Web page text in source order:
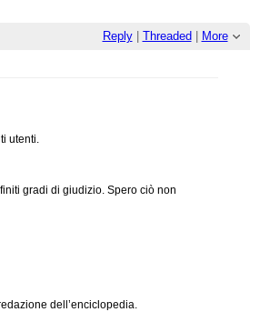
Reply| Threaded More
utenti.
gradi di giudizio. Spero ciò non
dell’enciclopedia.